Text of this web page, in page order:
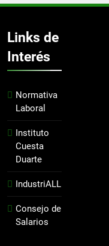
Links de
Interés
Normativa
Laboral
Instituto
Cuesta
Duarte
IndustriALL
Consejo de
Salarios